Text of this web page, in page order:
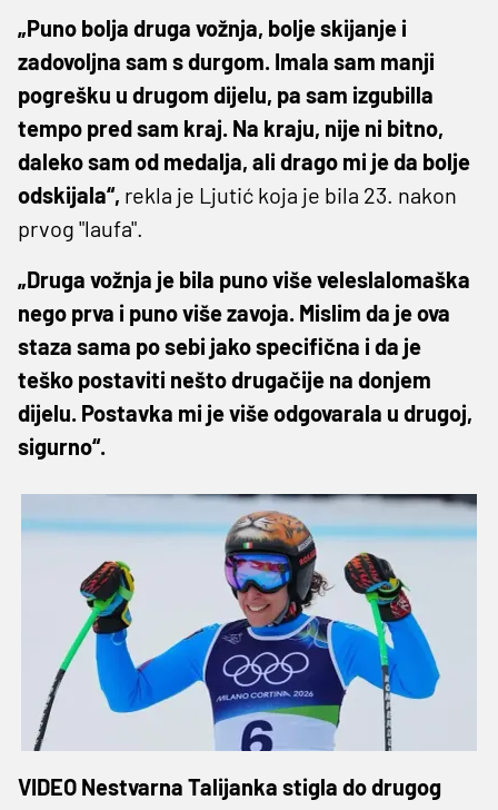
„Puno bolja druga vožnja, bolje skijanje i
zadovoljna sam s durgom. Imala sam manji
pogrešku u drugom dijelu, pa sam izgubilla
tempo pred sam kraj. Na kraju, nije ni bitno,
daleko sam od medalja, ali drago mi je da bolje
odskijala“, rekla je Ljutić koja je bila 23. nakon
prvog "laufa".
„Druga vožnja je bila puno više veleslalomaška
nego prva i puno više zavoja. Mislim da je ova
staza sama po sebi jako specifična i da je
teško postaviti nešto drugačije na donjem
dijelu. Postavka mi je više odgovarala u drugoj,
sigurno“.
VIDEO Nestvarna Talijanka stigla do drugog